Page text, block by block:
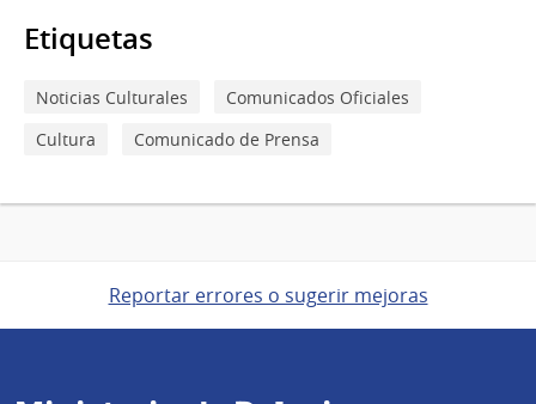
Etiquetas
Noticias Culturales
Comunicados Oficiales
Cultura
Comunicado de Prensa
Reportar errores o sugerir mejoras